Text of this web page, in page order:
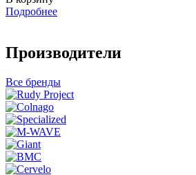
Подробнее
Производители
Все бренды